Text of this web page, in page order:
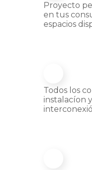
Proyecto
en tus
espacios
Todos los
instalacíon